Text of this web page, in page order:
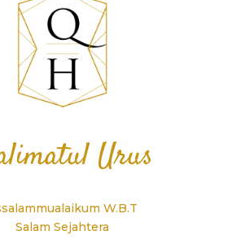
Urus
W.B.T
Salam Sejahtera